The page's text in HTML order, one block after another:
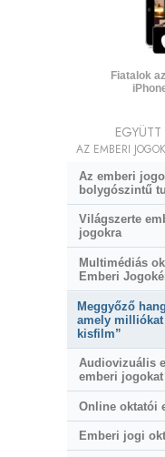
Fiatalok
AZ EMBERI
Az emberi
bolygószintű
Világszerte
jogokra
Multimédiás
Emberi
Meggyőző
amely
kisfilm”
Audiovizuális
emberi jogokat
Online oktatói
Emberi jogi